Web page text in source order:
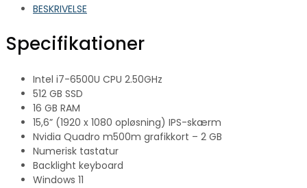
BESKRIVELSE
Specifikationer
Intel i7-6500U CPU 2.50GHz
512 GB SSD
16 GB RAM
15,6” (1920 x 1080 opløsning) IPS-skærm
Nvidia Quadro m500m grafikkort – 2 GB
Numerisk tastatur
Backlight keyboard
Windows 11